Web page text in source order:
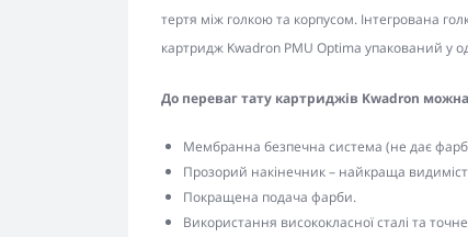
тертя між голкою та корпусом. Інтегрована
картридж Kwadron PMU Optima упакований у
До переваг тату картриджів Kwadron
Мембранна безпечна система (не дає
Прозорий накінечник – найкраща
Покращена подача фарби.
Використання висококласної сталі та